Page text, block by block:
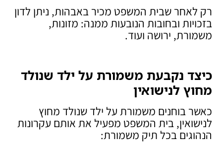
רק לאחר שבית המשפט מכיר באבהות, ניתן לדון
בזכויות ובחובות הנובעות ממנה: מזונות,
משמורת, ירושה ועוד.
כיצד נקבעת משמורת על ילד שנולד
מחוץ לנישואין
כאשר בוחנים משמורת על ילד שנולד מחוץ
לנישואין, בית המשפט מפעיל את אותם עקרונות
הנהוגים בכל תיק משמורת: